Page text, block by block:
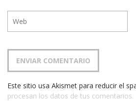
Este sitio usa Akismet para reducir el
procesan los datos de tus comentarios.